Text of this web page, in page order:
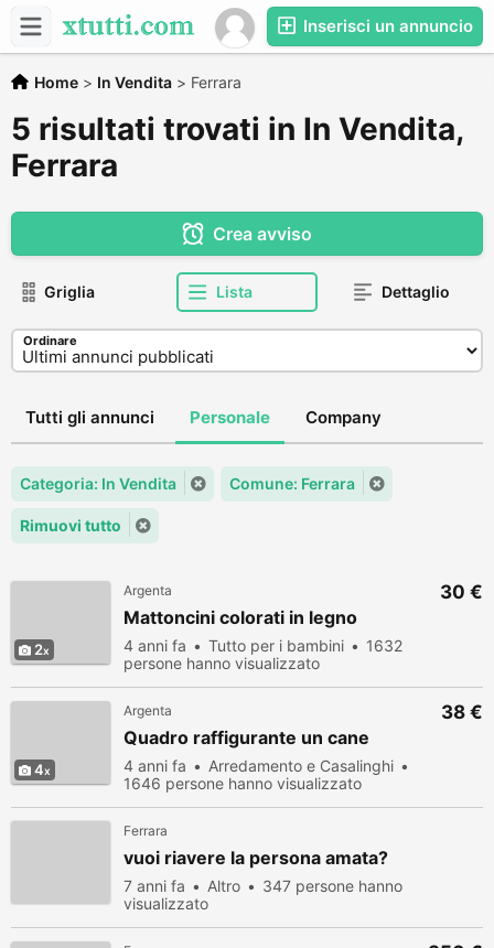
Inserisci un annuncio
Home > In Vendita > Ferrara
5 risultati trovati in In Vendita,
Ferrara
Crea avviso
Griglia Lista Dettaglio
Ordinare
Tutti gli annunci Personale Company
Categoria: In Vendita Comune: Ferrara
Rimuovi tutto
2
Argenta
Mattoncini colorati in legno
4 anni fa Tutto per i bambini
1632
persone hanno visualizzato
30 €
4
Argenta
Quadro raffigurante un cane
4 anni fa
Arredamento e Casalinghi
1646 persone hanno visualizzato
38 €
Ferrara
vuoi riavere la persona amata?
7 anni fa Altro
347 persone hanno
visualizzato